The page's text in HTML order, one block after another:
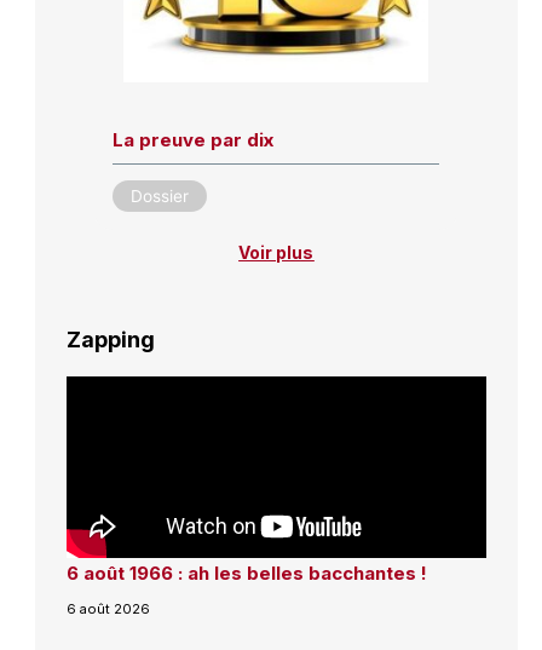
La preuve par dix
Dossier
Voir plus
Zapping
6 août 1966 : ah les belles bacchantes !
6 août 2026